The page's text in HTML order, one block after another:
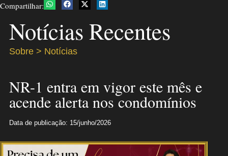
Compartilhar:
Notícias Recentes
Sobre > Notícias
NR-1 entra em vigor este mês e
acende alerta nos condomínios
Data de publicação: 15/junho/2026